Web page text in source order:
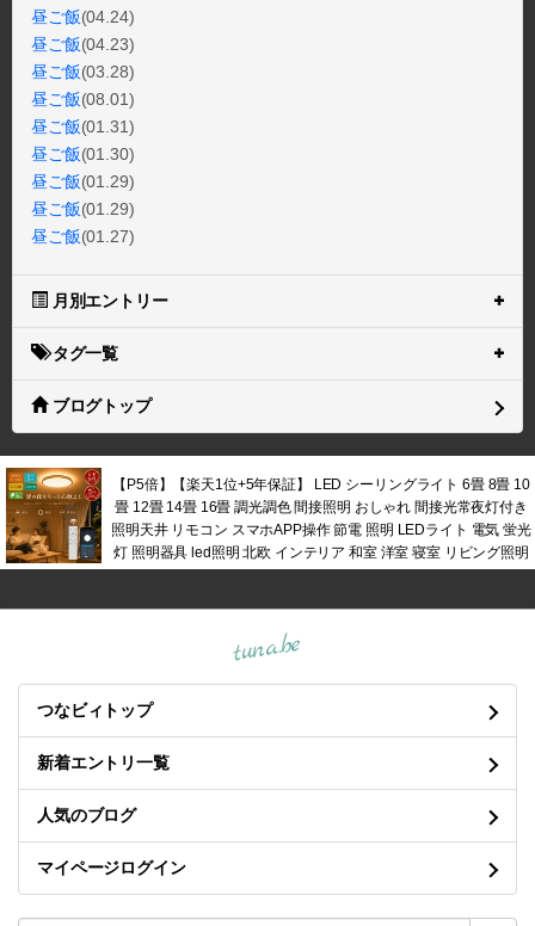
昼ご飯(04.24)
昼ご飯(04.23)
昼ご飯(03.28)
昼ご飯(08.01)
昼ご飯(01.31)
昼ご飯(01.30)
昼ご飯(01.29)
昼ご飯(01.29)
昼ご飯(01.27)
月別エントリー
タグ一覧
ブログトップ
【P5倍】【楽天1位+5年保証】 LED シーリングライト 6畳 8畳 10
畳 12畳 14畳 16畳 調光調色 間接照明 おしゃれ 間接光常夜灯付き
照明天井 リモコン スマホAPP操作 節電 照明 LEDライト 電気 蛍光
灯 照明器具 led照明 北欧 インテリア 和室 洋室 寝室 リビング照明
tuna.be
つなビィトップ
新着エントリ一覧
人気のブログ
マイページログイン